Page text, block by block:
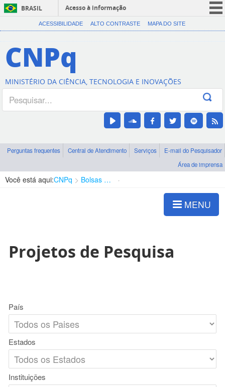
BRASIL
Acesso à informação
CORONAVÍRUS (COVID-19)
Canais
ACESSIBILIDADE ALTO CONTRASTE MAPA DO SITE
CNPq
MINISTÉRIO DA CIÊNCIA, TECNOLOGIA E INOVAÇÕES
Perguntas frequentes Central de Atendimento Serviços
E-mail do Pesquisador
Área de imprensa
Você está aqui:CNPq Bolsas e Auxílios Vigentes
MENU
Projetos de Pesquisa
País
Estados
Instituições